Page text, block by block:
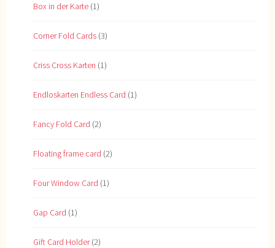
Box in der Karte (1)
Corner Fold Cards (3)
Criss Cross Karten (1)
Endloskarten Endless Card (1)
Fancy Fold Card (2)
Floating frame card (2)
Four Window Card (1)
Gap Card (1)
Gift Card Holder(2)